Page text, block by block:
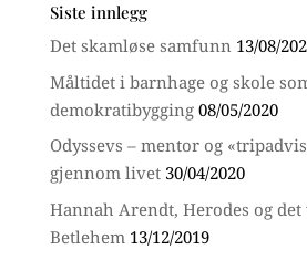
Siste innlegg
Det skamløse samfunn 13/08/
Måltidet i barnhage og skole
demokratibygging 08/05/2020
Odyssevs – mentor og
gjennom livet 30/04/2020
Hannah Arendt, Herodes og
Betlehem 13/12/2019